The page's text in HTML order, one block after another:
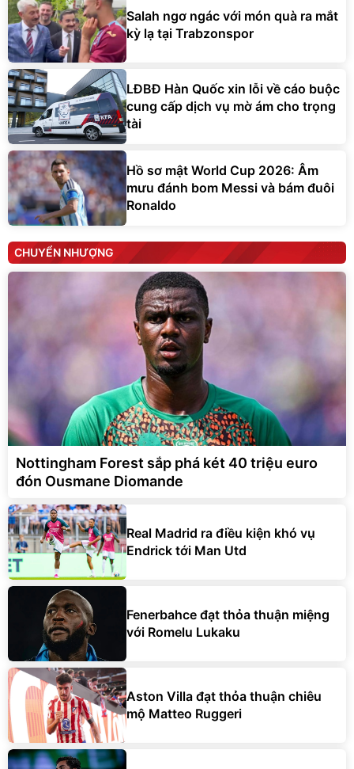
Salah ngơ ngác với món quà ra mắt
kỳ lạ tại Trabzonspor
LĐBĐ Hàn Quốc xin lỗi về cáo buộc
cung cấp dịch vụ mờ ám cho trọng
tài
Hồ sơ mật World Cup 2026: Âm
mưu đánh bom Messi và bám đuôi
Ronaldo
CHUYỂN NHƯỢNG
Nottingham Forest sắp phá két 40 triệu euro
đón Ousmane Diomande
Real Madrid ra điều kiện khó vụ
Endrick tới Man Utd
Fenerbahce đạt thỏa thuận miệng
với Romelu Lukaku
Aston Villa đạt thỏa thuận chiêu
mộ Matteo Ruggeri